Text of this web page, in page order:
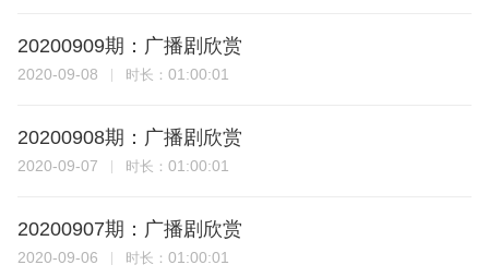
20200909期：广播剧欣赏
2020-09-08 时长： 01:00:01
20200908期：广播剧欣赏
2020-09-07 时长： 01:00:01
20200907期：广播剧欣赏
2020-09-06 时长： 01:00:01